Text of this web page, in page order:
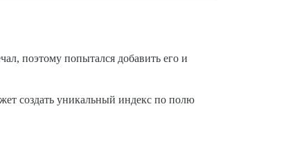
поэтому попытался добавить его и
создать уникальный индекс по полю